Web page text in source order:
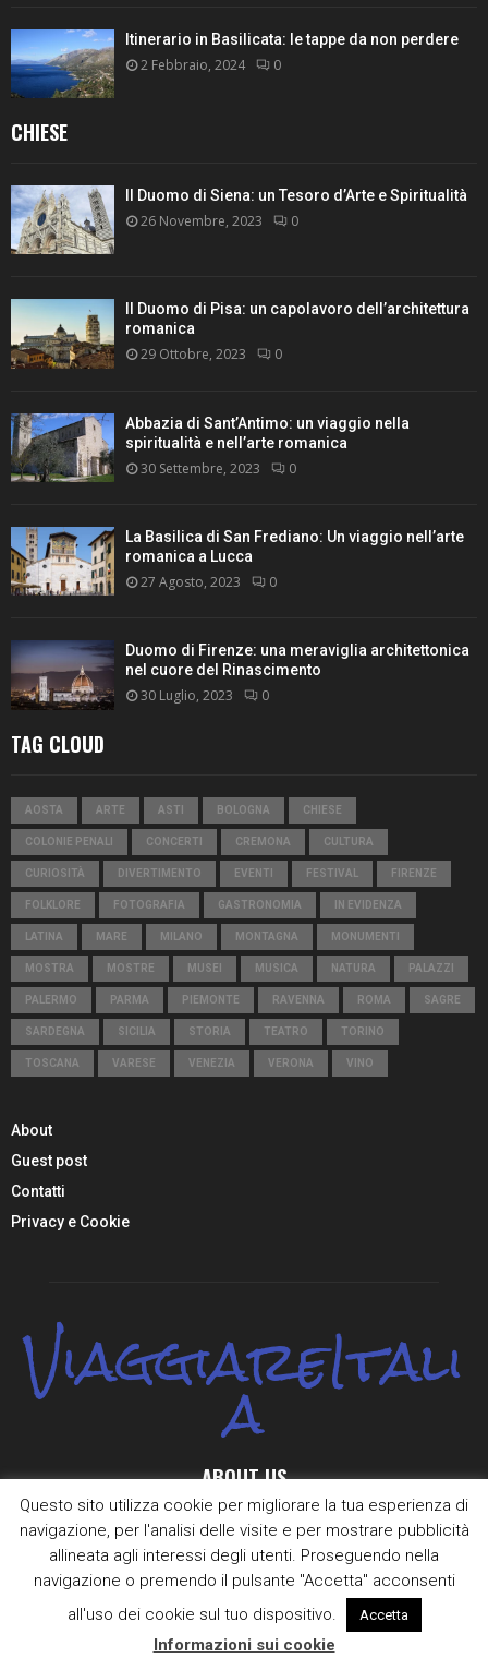
Itinerario in Basilicata: le tappe da non perdere
2 Febbraio, 2024 0
CHIESE
Il Duomo di Siena: un Tesoro d’Arte e Spiritualità
26 Novembre, 2023 0
Il Duomo di Pisa: un capolavoro dell’architettura
romanica
29 Ottobre, 2023 0
Abbazia di Sant’Antimo: un viaggio nella
spiritualità e nell’arte romanica
30 Settembre, 2023 0
La Basilica di San Frediano: Un viaggio nell’arte
romanica a Lucca
27 Agosto, 2023 0
Duomo di Firenze: una meraviglia architettonica
nel cuore del Rinascimento
30 Luglio, 2023 0
TAG CLOUD
AOSTA ARTE ASTI BOLOGNA CHIESE
COLONIE PENALI CONCERTI CREMONA CULTURA
CURIOSITÀ DIVERTIMENTO EVENTI FESTIVAL FIRENZE
FOLKLORE FOTOGRAFIA GASTRONOMIA IN EVIDENZA
LATINA MARE MILANO MONTAGNA MONUMENTI
MOSTRA MOSTRE MUSEI MUSICA NATURA PALAZZI
PALERMO PARMA PIEMONTE RAVENNA ROMA SAGRE
SARDEGNA SICILIA STORIA TEATRO TORINO
TOSCANA VARESE VENEZIA VERONA VINO
About
Guest post
Contatti
Privacy e Cookie
ViaggiareItali
a
ABOUT US
Viaggiare Italia è il sito di un viaggiatore italiano, che continua a
viaggiare per la penisola e ad essere innamorato delle sue bellezze,
dei suoi colori e dei suoi sapori.
redazione@viaggiare-italia.com
Questo sito utilizza cookie per migliorare la tua esperienza di
navigazione, per l'analisi delle visite e per mostrare pubblicità
allineata agli interessi degli utenti. Proseguendo nella
navigazione o premendo il pulsante "Accetta" acconsenti
all'uso dei cookie sul tuo dispositivo.
Accetta
Informazioni sui cookie